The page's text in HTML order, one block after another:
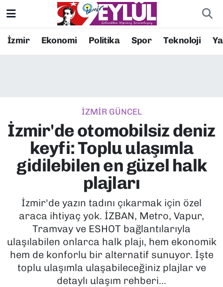
İzmir Ekonomi Politika Spor Teknoloji
İZMİR GÜNCEL
İzmir'de otomobilsiz deniz
keyfi: Toplu ulaşımla
gidilebilen en güzel halk
plajları
İzmir'de yazın tadını çıkarmak için özel
araca ihtiyaç yok. İZBAN, Metro, Vapur,
Tramvay ve ESHOT bağlantılarıyla
ulaşılabilen onlarca halk plajı, hem ekonomik
hem de konforlu bir alternatif sunuyor. İşte
toplu ulaşımla ulaşabileceğiniz plajlar ve
detaylı ulaşım rehberi...
Resmi İlanlar
EKONOMİ
KÜLTÜR SANAT
POLİTİKA
SAĞLIK
SPOR
Konak Nöbetçi Eczaneler
Süper Lig Puan Durumu ve Fikstür
Tüm Manşetler
Son Dakika Haberleri